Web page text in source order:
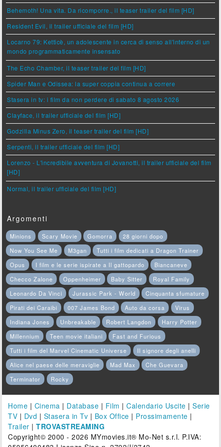
Behemoth! Una vita. Da ricomporre., il teaser trailer del film [HD]
Resident Evil, il trailer ufficiale del film [HD]
Locarno 79: Ketticè, un adolescente in cerca di senso all'interno di un
mondo programmaticamente insensato
The Echo Chamber, il teaser trailer del film [HD]
Spider Man e Odissea: la super coppia continua a correre
Stasera in tv: i film da non perdere di sabato 8 agosto 2026
Clayface, il trailer ufficiale del film [HD]
Godzilla Minus Zero, il teaser trailer del film [HD]
Serpenti, il trailer ufficiale del film [HD]
Lorenzo - L'incredibile avventura di Jovanotti, il trailer ufficiale del film
[HD]
Normal, il trailer ufficiale del film [HD]
Argomenti
Minions Scary Movie Gomorra
28 giorni dopo
Now You See Me
M3gan
Tutti i film dedicati a Dragon Trainer
Opus
I film e le serie ispirate a Il gattopardo
Biancaneve
Checco Zalone
Oppenheimer Baby Sitter
Royal Family
Leonardo Da Vinci
Jurassic Park - World
Cinquanta sfumature
Pirati dei Caraibi
007 James Bond Auto da corsa
Virus
Indiana Jones
Unbreakable Robert Langdon
Harry Potter
Millennium
Teen movie italiani
Fast and Furious
Tutti i film del Marvel Cinematic Universe
Il signore degli anelli
Alice nel paese delle meraviglie
Mad Max
Che Guevara
Terminator
Rocky
Home | Cinema | Database | Film |Calendario Uscite |Serie
TV | Dvd | Stasera in Tv | Box Office | Prossimamente |
Trailer |TROVASTREAMING
Copyright© 2000 - 2026 MYmovies.it® Mo-Net s.r.l. P.IVA: